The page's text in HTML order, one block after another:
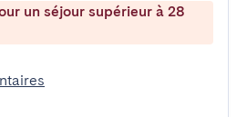
un séjour supérieur à 28